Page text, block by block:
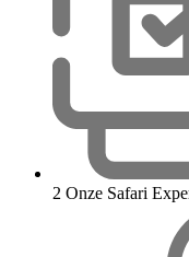
2 Onze Safari